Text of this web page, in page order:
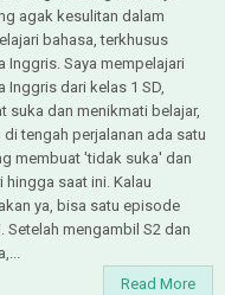
agak kesulitan dalam
bahasa, terkhusus
Inggris. Saya mempelajari
Inggris dari kelas 1 SD,
suka dan menikmati belajar,
di tengah perjalanan ada satu
membuat 'tidak suka' dan
hingga saat ini. Kalau
ya, bisa satu episode
Setelah mengambil S2 dan
Read More